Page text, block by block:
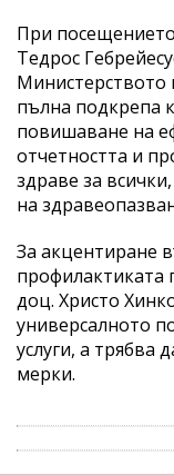
При
Тедрос
Министерството
пълна подкрепа
повишаване на
отчетността и
здраве за
на
За акцентиране
доц. Христо
универсалното
услуги, а трябва
мерки.